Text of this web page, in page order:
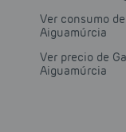
Ver consumo
Aiguamúrcia
Ver precio de
Aiguamúrcia